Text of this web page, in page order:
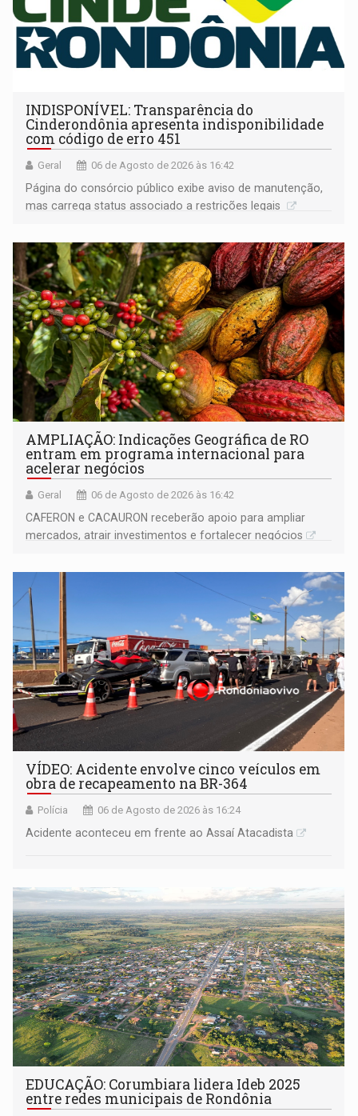
INDISPONÍVEL: Transparência do
Cinderondônia apresenta indisponibilidade
com código de erro 451
Geral 06 de Agosto de 2026 às 16:42
Página do consórcio público exibe aviso de manutenção,
mas carrega status associado a restrições legais
AMPLIAÇÃO: Indicações Geográfica de RO
entram em programa internacional para
acelerar negócios
Geral 06 de Agosto de 2026 às 16:42
CAFERON e CACAURON receberão apoio para ampliar
mercados, atrair investimentos e fortalecer negócios
VÍDEO: Acidente envolve cinco veículos em
obra de recapeamento na BR-364
Polícia 06 de Agosto de 2026 às 16:24
Acidente aconteceu em frente ao Assaí Atacadista
EDUCAÇÃO: Corumbiara lidera Ideb 2025
entre redes municipais de Rondônia